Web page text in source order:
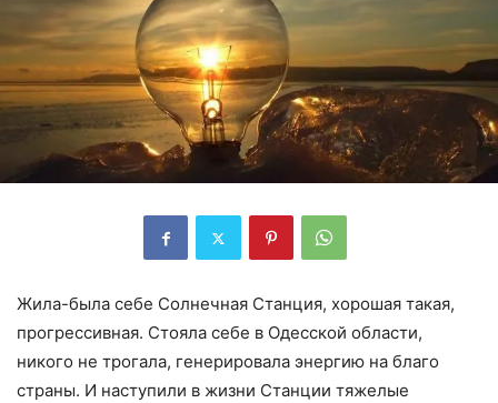
Жила-была себе Солнечная Станция, хорошая такая,
прогрессивная. Стояла себе в Одесской области,
никого не трогала, генерировала энергию на благо
страны. И наступили в жизни Станции тяжелые